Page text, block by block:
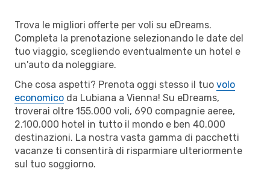
Trova le migliori offerte per voli su eDreams.
Completa la prenotazione selezionando le date del
tuo viaggio, scegliendo eventualmente un hotel e
un'auto da noleggiare.
Che cosa aspetti? Prenota oggi stesso il tuo volo
economico da Lubiana a Vienna! Su eDreams,
troverai oltre 155.000 voli, 690 compagnie aeree,
2.100.000 hotel in tutto il mondo e ben 40.000
destinazioni. La nostra vasta gamma di pacchetti
vacanze ti consentirà di risparmiare ulteriormente
sul tuo soggiorno.